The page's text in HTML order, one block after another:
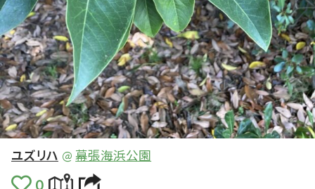
ユズリハ @ 幕張海浜公園